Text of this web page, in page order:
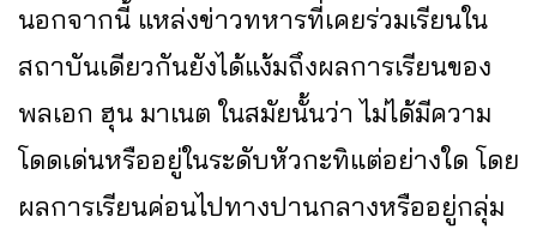
นอกจากนี้ แหล่งข่าวทหารที่เคยร่วมเรียนใน
สถาบันเดียวกันยังได้แง้มถึงผลการเรียนของ
พลเอก ฮุน มาเนต ในสมัยนั้นว่า ไม่ได้มีความ
โดดเด่นหรืออยู่ในระดับหัวกะทิแต่อย่างใด โดย
ผลการเรียนค่อนไปทางปานกลางหรืออยู่กลุ่ม